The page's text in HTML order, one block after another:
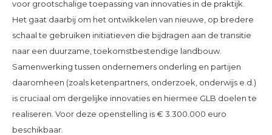
voor grootschalige toepassing van innovaties in de praktijk.
Het gaat daarbij om het ontwikkelen van nieuwe, op bredere
schaal te gebruiken initiatieven die bijdragen aan de transitie
naar een duurzame, toekomstbestendige landbouw.
Samenwerking tussen ondernemers onderling en partijen
daaromheen (zoals ketenpartners, onderzoek, onderwijs e.d.)
is cruciaal om dergelijke innovaties en hiermee GLB doelen te
realiseren. Voor deze openstelling is € 3.300.000 euro
beschikbaar.